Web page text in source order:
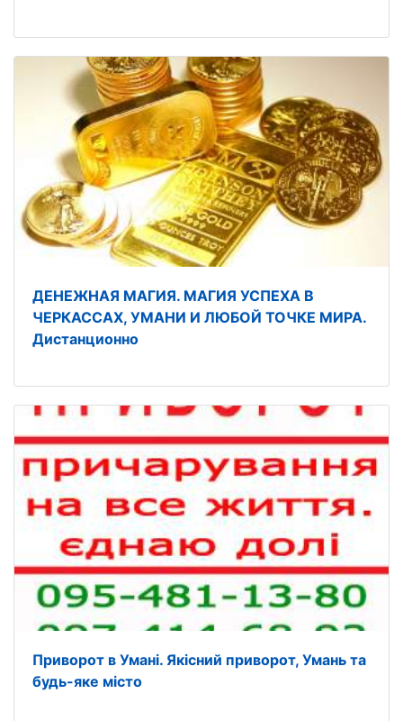
ДЕНЕЖНАЯ МАГИЯ. МАГИЯ УСПЕХА В
ЧЕРКАССАХ, УМАНИ И ЛЮБОЙ ТОЧКЕ МИРА.
Дистанционно
Приворот в Умані. Якісний приворот, Умань та
будь-яке місто